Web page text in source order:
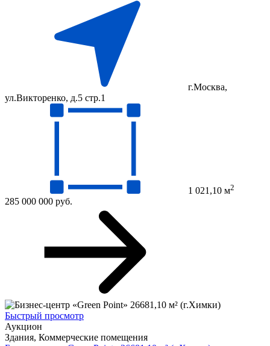
г.Москва,
ул.Викторенко, д.5 стр.1
1 021,10 м2
285 000 000 руб.
Быстрый просмотр
Аукцион
Здания, Коммерческие помещения